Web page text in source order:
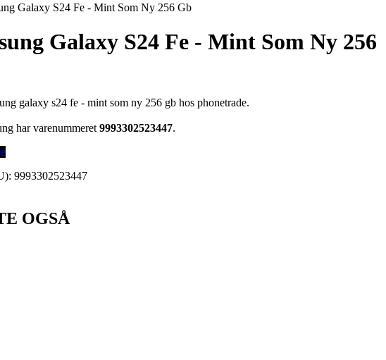
Galaxy S24 Fe - Mint Som Ny 256 Gb
Galaxy S24 Fe - Mint Som Ny 256
galaxy s24 fe - mint som ny 256 gb hos phonetrade.
har varenummeret9993302523447.
9993302523447
OGSÅ